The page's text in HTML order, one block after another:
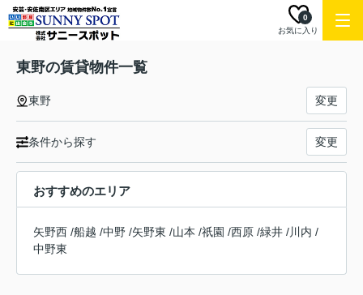
お気に入り
0
東野の賃貸物件一覧
東野 変更
条件から探す 変更
おすすめのエリア
矢野西 /船越 /中野 /矢野東 /山本 /祇園 /西原 /緑井 /川内 /
中野東